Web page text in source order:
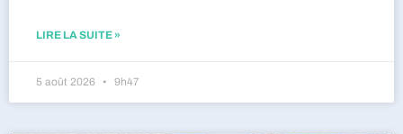
LIRE LA SUITE »
5 août 2026 9h47